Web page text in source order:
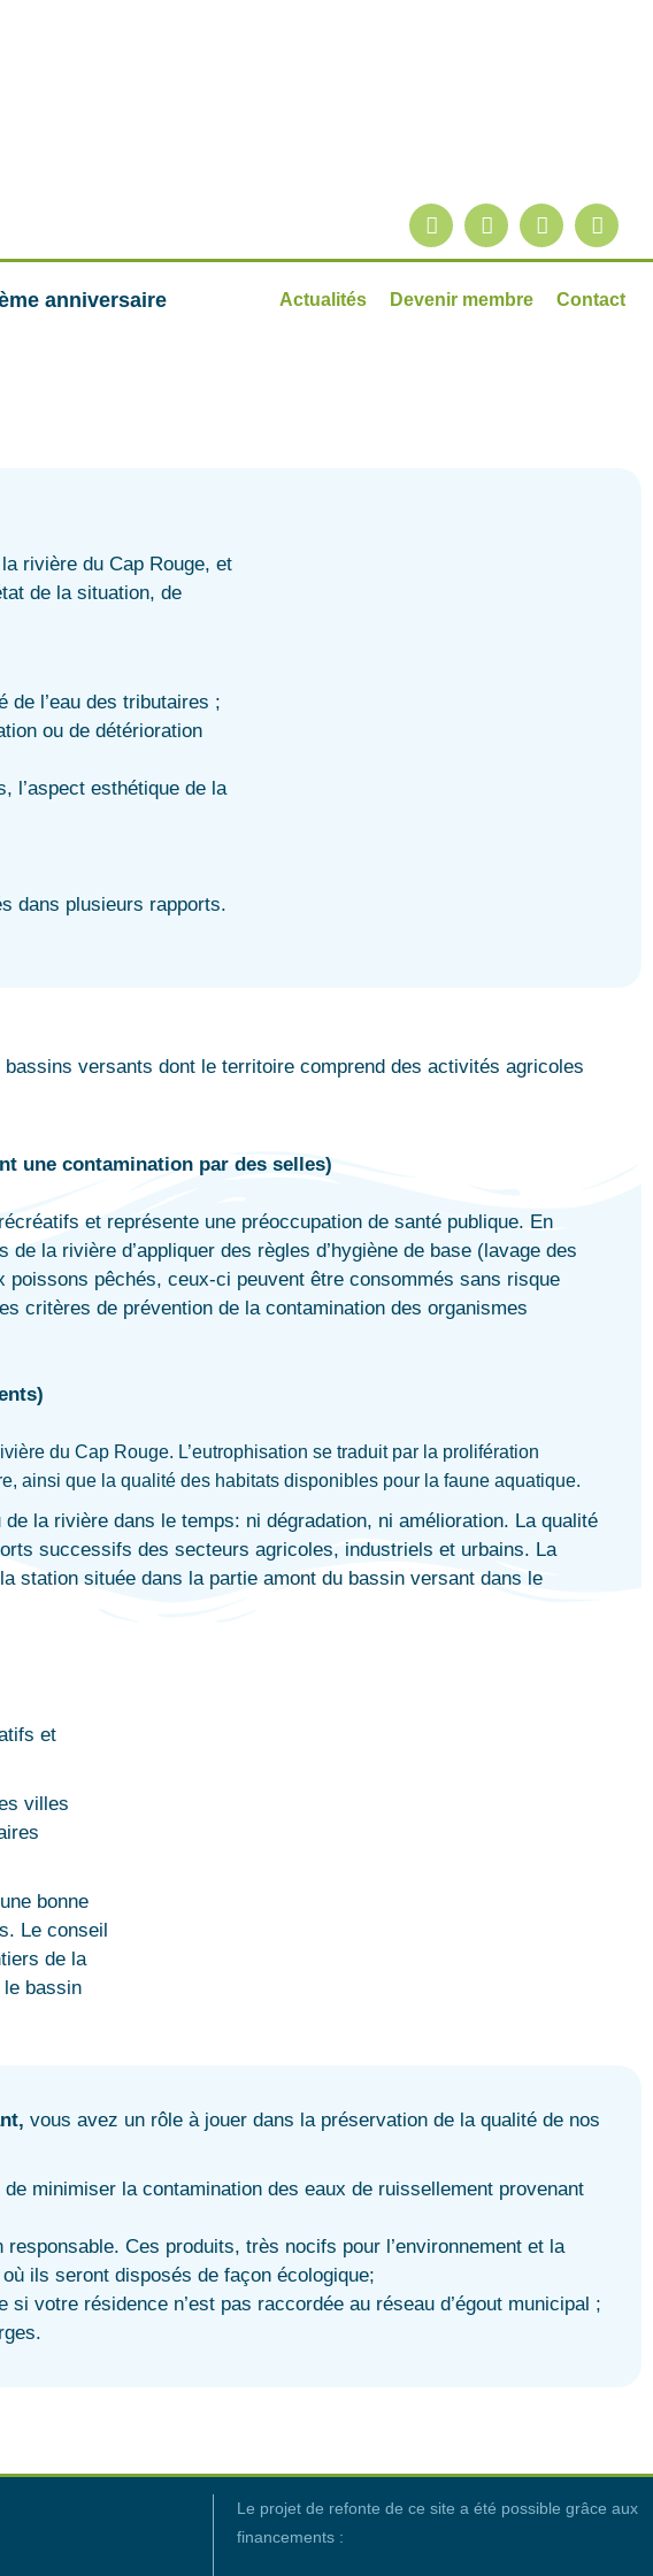
anniversaire Actualités Devenir membre Contact
rivière du Cap Rouge, et
de la situation, de
l’eau des tributaires ;
ou de détérioration
l’aspect esthétique de la
dans plusieurs rapports.
versants dont le territoire comprend des activités agricoles
une contamination par des selles)
et représente une préoccupation de santé publique. En
la rivière d’appliquer des règles d’hygiène de base (lavage des
pêchés, ceux-ci peuvent être consommés sans risque
critères de prévention de la contamination des organismes
du Cap Rouge. L’eutrophisation se traduit par la prolifération
ainsi que la qualité des habitats disponibles pour la faune aquatique.
la rivière dans le temps: ni dégradation, ni amélioration. La qualité
successifs des secteurs agricoles, industriels et urbains. La
station située dans la partie amont du bassin versant dans le
et
villes
bonne
Le conseil
de la
bassin
vous avez un rôle à jouer dans la préservation de la qualité de nos
minimiser la contamination des eaux de ruissellement provenant
Ces produits, très nocifs pour l’environnement et la
ils seront disposés de façon écologique;
votre résidence n’est pas raccordée au réseau d’égout municipal ;
Le projet de refonte de ce site a été possible grâce aux
financements :